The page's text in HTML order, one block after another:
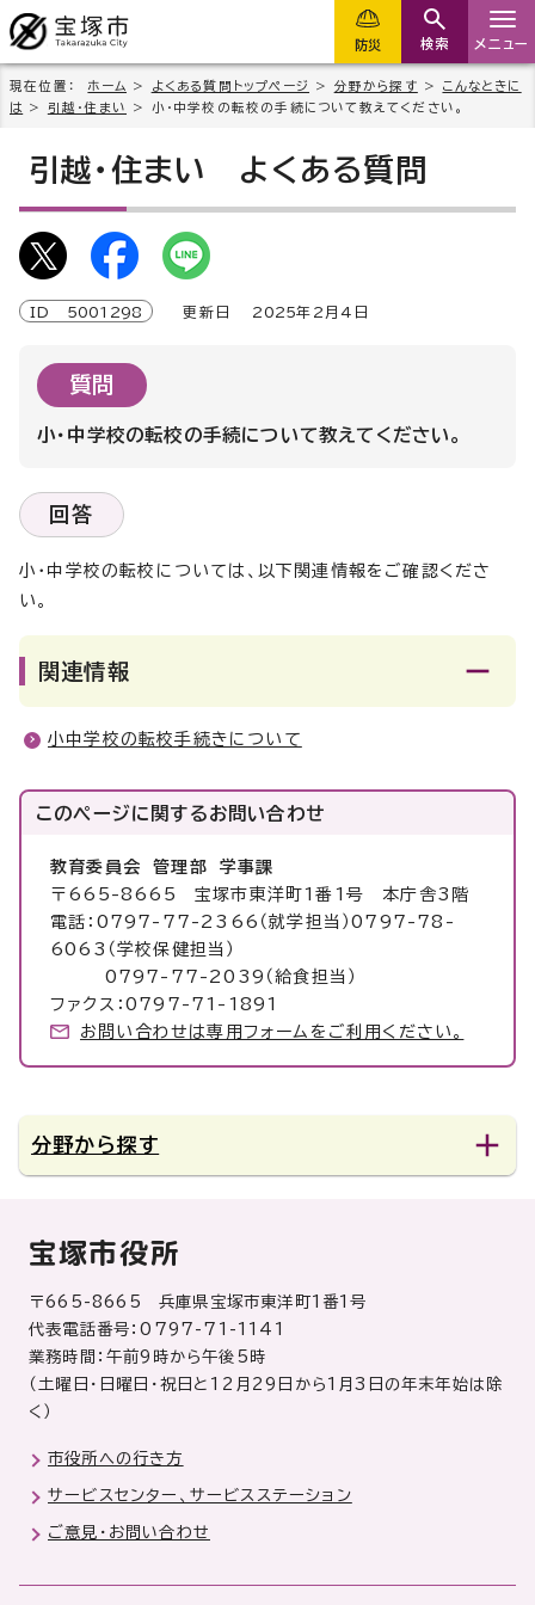
防災 検索 メニュー
現在位置： ホーム > よくある質問トップページ > 分野から探す > こんなときに
は
> 引越・住まい > 小・中学校の転校の手続について教えてください。
引越・住まい よくある質問
ID 5001298 更新日 2025年2月4日
質問
小・中学校の転校の手続について教えてください。
回答
小・中学校の転校については、以下関連情報をご確認くださ
い。
関連情報
小中学校の転校手続きについて
このページに関するお問い合わせ
教育委員会 管理部 学事課
〒665-8665 宝塚市東洋町1番1号 本庁舎3階
電話：0797-77-2366（就学担当）0797-78-
6063（学校保健担当）
0797-77-2039（給食担当）
ファクス：0797-71-1891
お問い合わせは専用フォームをご利用ください。
分野から探す
宝塚市役所
〒665-8665 兵庫県宝塚市東洋町1番1号
代表電話番号：0797-71-1141
業務時間：午前9時から午後5時
（土曜日・日曜日・祝日と12月29日から1月3日の年末年始は除
く）
市役所への行き方
サービスセンター、サービスステーション
ご意見・お問い合わせ